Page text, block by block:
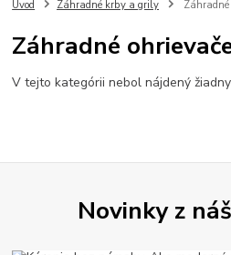
Úvod Záhradné krby a grily Záhradné
Záhradné
V tejto kategórii nebol nájdený
Novinky z